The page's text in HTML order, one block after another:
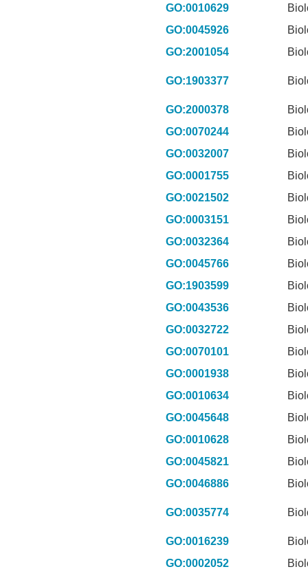
GO:0010629
GO:0045926
GO:2001054
GO:1903377
GO:2000378
GO:0070244
GO:0032007
GO:0001755
GO:0021502
GO:0003151
GO:0032364
GO:0045766
GO:1903599
GO:0043536
GO:0032722
GO:0070101
GO:0001938
GO:0010634
GO:0045648
GO:0010628
GO:0045821
GO:0046886
GO:0035774
GO:0016239
GO:0002052